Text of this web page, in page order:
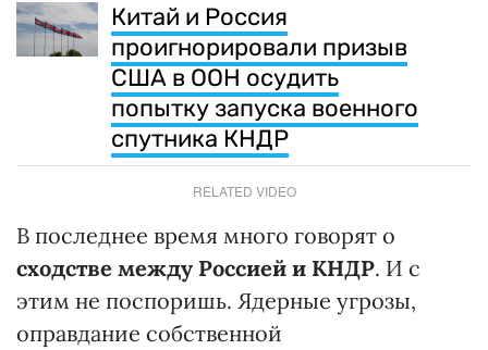
Китай и Россия
проигнорировали призыв
США в ООН осудить
попытку запуска военного
спутника КНДР
RELATED VIDEO
В последнее время много говорят о
сходстве между Россией и КНДР. И с
этим не поспоришь. Ядерные угрозы,
оправдание собственной